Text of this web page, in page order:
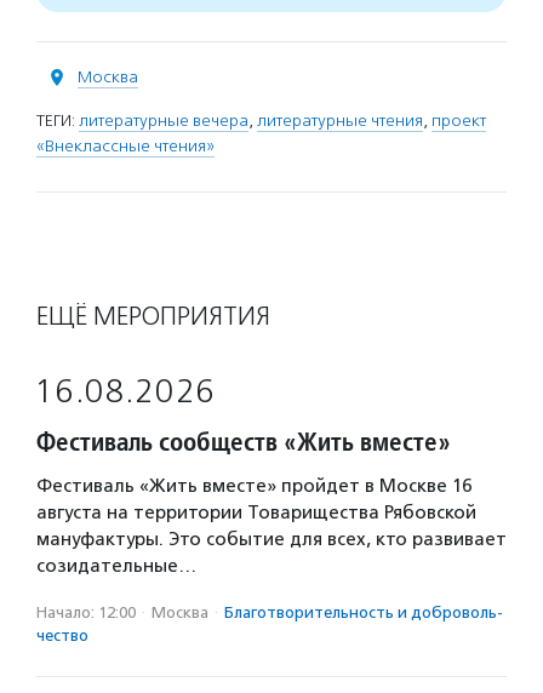
Москва
ТЕГИ: литературные вечера, литературные чтения, проект
«Внеклассные чтения»
ЕЩЁ МЕРОПРИЯТИЯ
16.08.2026
Фестиваль сообществ «Жить вместе»
Фестиваль «Жить вместе» пройдет в Москве 16
августа на территории Товарищества Рябовской
мануфактуры. Это событие для всех, кто развивает
созидательные…
Начало: 12:00 · Москва · Благотвори­тель­ность и доброволь­
чест­во